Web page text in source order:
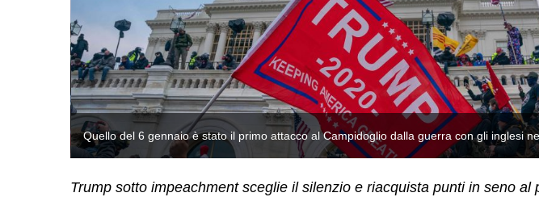
Quello del 6 gennaio è stato il primo attacco al Campidoglio dalla guerra con gli inglesi
Trump sotto impeachment sceglie il silenzio e riacquista punti in seno al